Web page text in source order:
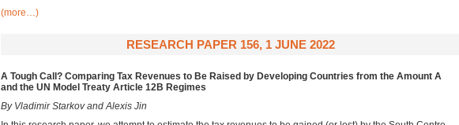
(more…)
RESEARCH PAPER 156, 1 JUNE 2022
A Tough Call? Comparing Tax Revenues to Be Raised by Developing Countries from the Amount A
and the UN Model Treaty Article 12B Regimes
By Vladimir Starkov and Alexis Jin